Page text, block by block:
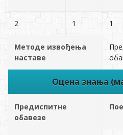
2 1 1
Методе извођења
наставе
Оцена знања
Предиспитне
обавезе